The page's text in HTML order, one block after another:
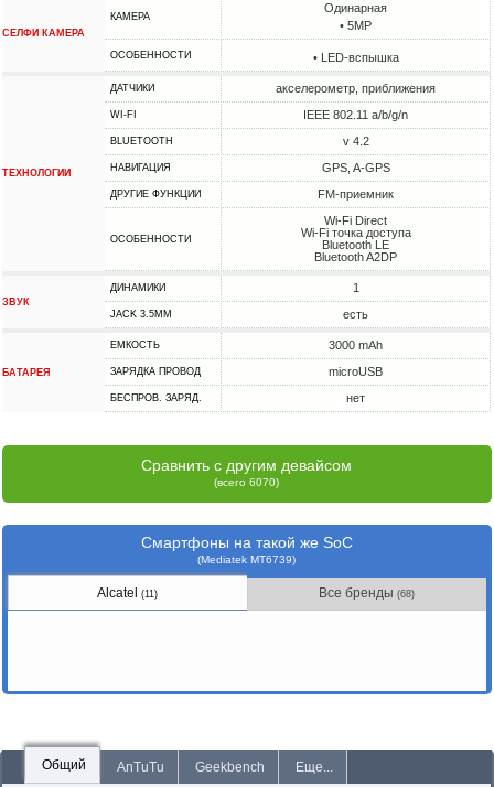
СЕЛФИ КАМЕРА
КАМЕРА
Одинарная
• 5MP
ОСОБЕННОСТИ • LED-вспышка
ТЕХНОЛОГИИ
ДАТЧИКИ акселерометр, приближения
WI-FI IEEE 802.11 a/b/g/n
BLUETOOTH v 4.2
НАВИГАЦИЯ GPS, A-GPS
ДРУГИЕ ФУНКЦИИ FM-приемник
ОСОБЕННОСТИ
Wi-Fi Direct
Wi-Fi точка доступа
Bluetooth LE
Bluetooth A2DP
ЗВУК
ДИНАМИКИ 1
JACK 3.5MM есть
БАТАРЕЯ
ЕМКОСТЬ 3000 mAh
ЗАРЯДКА ПРОВОД microUSB
БЕСПРОВ. ЗАРЯД. нет
Сравнить с другим девайсом
(всего 6070)
Смартфоны на такой же SoC
(Mediatek MT6739)
Alcatel(11) Все бренды(68)
Общий AnTuTu Geekbench Еще...